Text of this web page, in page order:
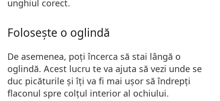
unghiul corect.
Folosește o oglindă
De asemenea, poți încerca să stai lângă o
oglindă. Acest lucru te va ajuta să vezi unde se
duc picăturile și îți va fi mai ușor să îndrepți
flaconul spre colțul interior al ochiului.